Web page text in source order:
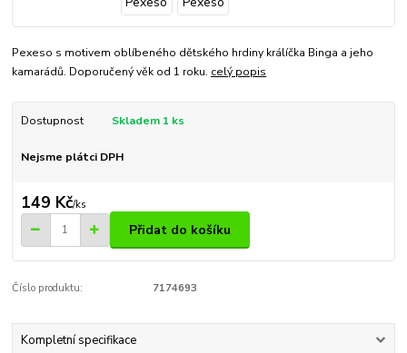
Pexeso s motivem oblíbeného dětského hrdiny králíčka Binga a jeho
kamarádů. Doporučený věk od 1 roku. celý popis
Dostupnost Skladem 1 ks
Nejsme plátci DPH
149 Kč/ks
Přidat do košíku
Číslo produktu: 7174693
Kompletní specifikace